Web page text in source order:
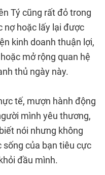
Tý cũng rất đỏ trong
nợ hoặc lấy lại được
kinh doanh thuận lợi,
mở rộng quan hệ
thủ ngày này.
tế, mượn hành động
mình yêu thương,
nói nhưng không
sống của bạn tiêu cực
đầu mình.